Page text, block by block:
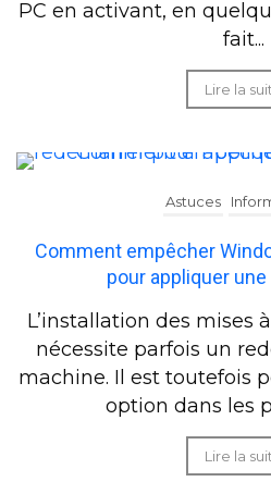
PC en activant, en
fait...
Lire la
Astuces
Comment empêcher
pour appliquer
L’installation des mises
nécessite parfois un
machine. Il est toutefois
option dans les
Lire la